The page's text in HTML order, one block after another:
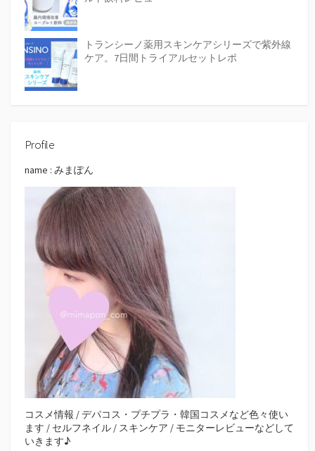
トランシーノ薬用スキンケアシリーズで紫外線
ケア。7日間トライアルセットレポ
Profile
name : みまぽん
コスメ情報 / デパコス・プチプラ・韓国コスメなど色々使い
ます / セルフネイル / スキンケア / モニターレビューなどして
いきます♪